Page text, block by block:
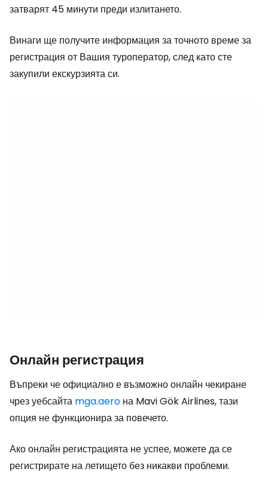
затварят 45 минути преди излитането.
Винаги ще получите информация за точното време за
регистрация от Вашия туроператор, след като сте
закупили екскурзията си.
Онлайн регистрация
Въпреки че официално е възможно онлайн чекиране
чрез уебсайта mga.aero на Mavi Gök Airlines, тази
опция не функционира за повечето.
Ако онлайн регистрацията не успее, можете да се
регистрирате на летището без никакви проблеми.